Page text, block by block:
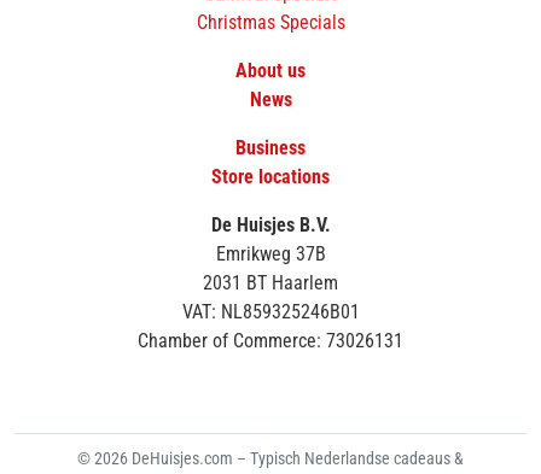
Christmas Specials
About us
News
Business
Store locations
De Huisjes B.V.
Emrikweg 37B
2031 BT Haarlem
VAT: NL859325246B01
Chamber of Commerce: 73026131
© 2026 DeHuisjes.com – Typisch Nederlandse cadeaus &